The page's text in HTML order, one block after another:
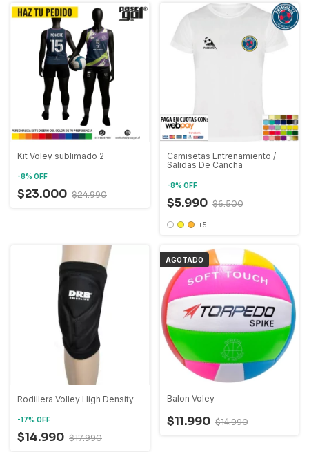
Kit Voley sublimado 2
-8% OFF
$23.000 $24.990
Camisetas Entrenamiento /
Salidas De Cancha
-8% OFF
$5.990 $6.500
+5
Rodillera Volley High Density
-17% OFF
$14.990 $17.990
AGOTADO
Balon Voley
$11.990 $14.990